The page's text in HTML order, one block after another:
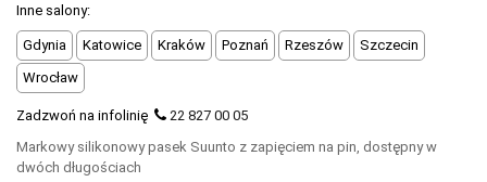
Inne salony:
Gdynia Katowice Kraków Poznań Rzeszów
Szczecin
Wrocław
Zadzwoń na infolinię
22 827 00 05
Markowy silikonowy pasek Suunto z zapięciem na pin, dostępny w
dwóch długościach